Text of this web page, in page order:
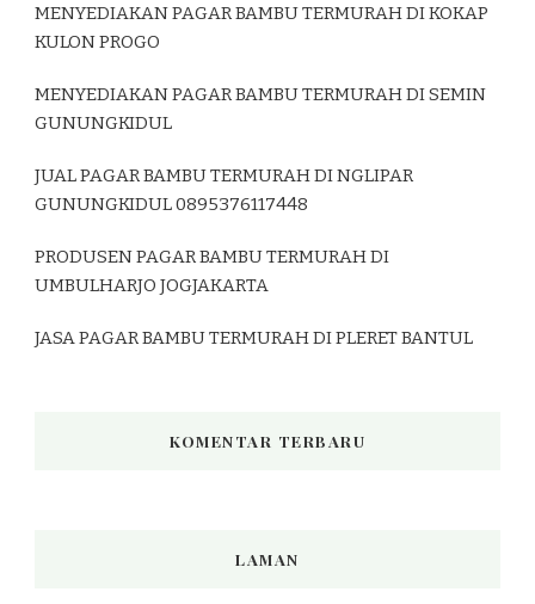
MENYEDIAKAN PAGAR BAMBU TERMURAH DI KOKAP
KULON PROGO
MENYEDIAKAN PAGAR BAMBU TERMURAH DI SEMIN
GUNUNGKIDUL
JUAL PAGAR BAMBU TERMURAH DI NGLIPAR
GUNUNGKIDUL 0895376117448
PRODUSEN PAGAR BAMBU TERMURAH DI
UMBULHARJO JOGJAKARTA
JASA PAGAR BAMBU TERMURAH DI PLERET BANTUL
KOMENTAR TERBARU
LAMAN